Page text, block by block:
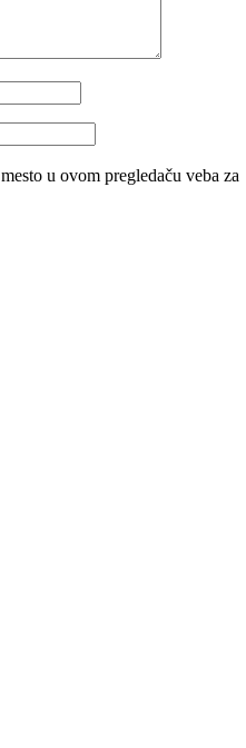
u ovom pregledaču veba za